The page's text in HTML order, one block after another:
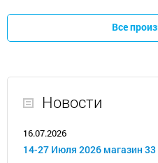
Все
Новости
16.07.2026
14-27 Июля 2026 магазин